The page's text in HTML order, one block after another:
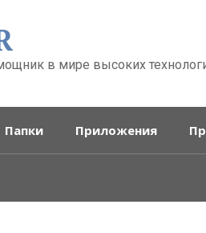
в мире высоких
Папки Приложения